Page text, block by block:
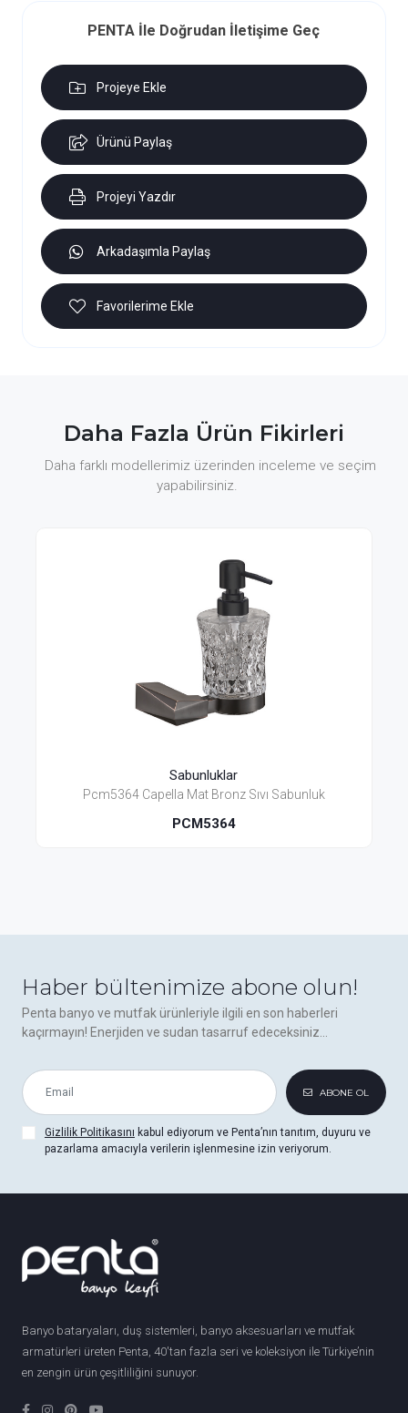
PENTA İle Doğrudan İletişime Geç
Projeye Ekle
Ürünü Paylaş
Projeyi Yazdır
Arkadaşımla Paylaş
Favorilerime Ekle
Daha Fazla Ürün Fikirleri
Daha farklı modellerimiz üzerinden inceleme ve seçim
yapabilirsiniz.
Sabunluklar
Pcm5364 Capella Mat Bronz Sıvı Sabunluk
PCM5364
Haber bültenimize abone olun!
Penta banyo ve mutfak ürünleriyle ilgili en son haberleri
kaçırmayın! Enerjiden ve sudan tasarruf edeceksiniz...
ABONE OL
Gizlilik Politikasını kabul ediyorum ve Penta’nın tanıtım, duyuru ve
pazarlama amacıyla verilerin işlenmesine izin veriyorum.
Banyo bataryaları, duş sistemleri, banyo aksesuarları ve mutfak
armatürleri üreten Penta, 40'tan fazla seri ve koleksiyon ile Türkiye’nin
en zengin ürün çeşitliliğini sunuyor.